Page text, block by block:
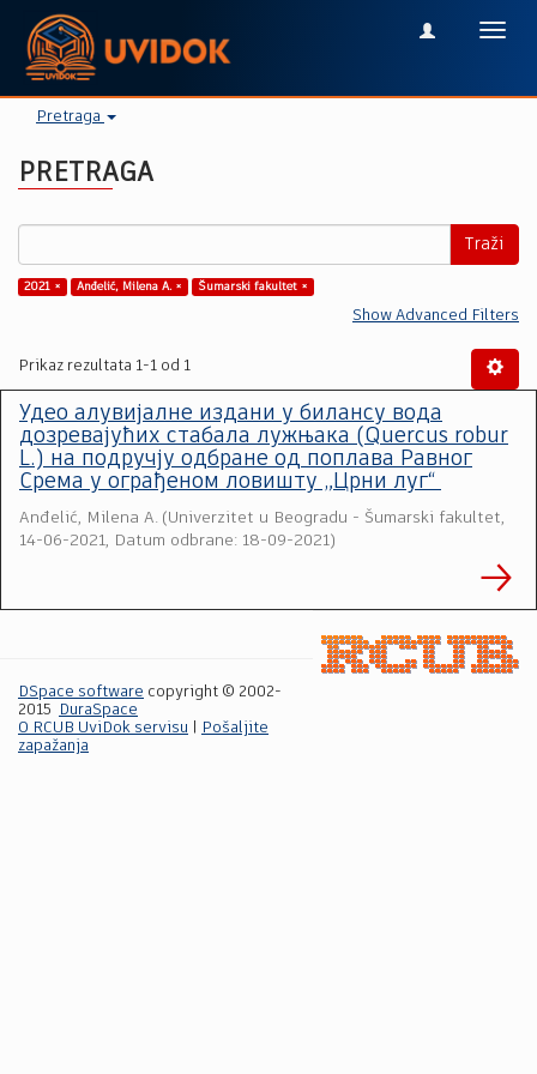
Pretraga
PRETRAGA
Traži
2021 × Anđelić, Milena A. × Šumarski fakultet ×
Show Advanced Filters
Prikaz rezultata 1-1 od 1
Удео алувијалне издани у билансу вода
дозревајућих стабала лужњака (Quercus robur
L.) на подручју одбране од поплава Равног
Срема у ограђеном ловишту „Црни луг“
Anđelić, Milena A. (Univerzitet u Beogradu - Šumarski fakultet,
14-06-2021, Datum odbrane: 18-09-2021)
DSpace software copyright © 2002-
2015
DuraSpace
O RCUB UviDok servisu
Pošaljite
zapažanja